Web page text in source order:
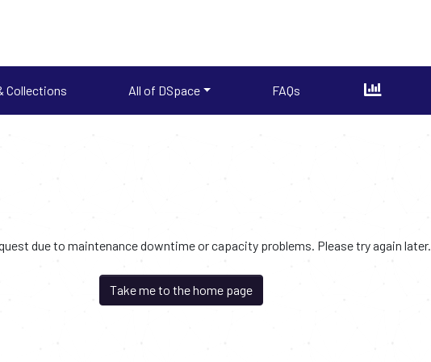
Collections All of DSpace FAQs
due to maintenance downtime or capacity problems. Please try again later.
Take me to the home page